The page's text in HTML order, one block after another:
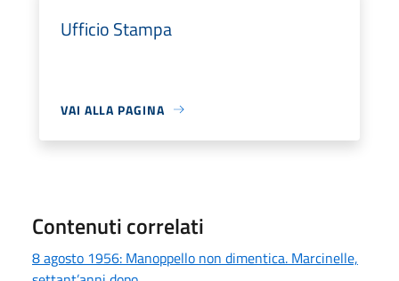
Ufficio Stampa
VAI ALLA PAGINA
Contenuti correlati
8 agosto 1956: Manoppello non dimentica. Marcinelle,